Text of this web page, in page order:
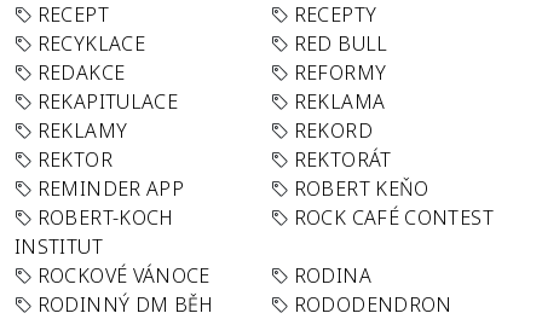
RECEPT
RECEPTY
RECYKLACE
RED BULL
REDAKCE
REFORMY
REKAPITULACE
REKLAMA
REKLAMY
REKORD
REKTOR
REKTORÁT
REMINDER APP
ROBERT KEŇO
ROBERT-KOCH
INSTITUT
ROCK CAFÉ CONTEST
ROCKOVÉ VÁNOCE
RODINA
RODINNÝ DM BĚH
RODODENDRON